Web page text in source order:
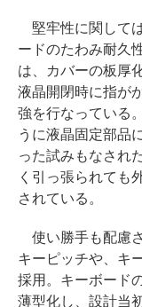
堅牢性に関して
ードのたわみ耐久
は、カバーの板厚
液晶開閉時に指が
強を行なっている
うに液晶固定部品
った試みもなされ
く引っ張られても
されている。
使い勝手も配慮
キーピッチや、キ
採用。キーボード
薄型化し、設計当